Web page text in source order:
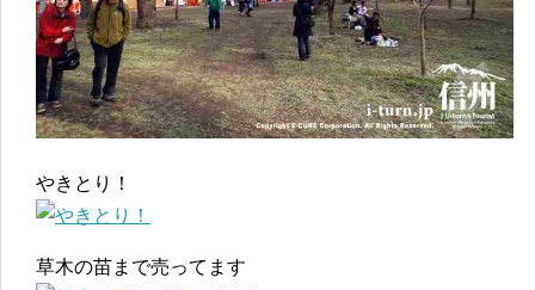
やきとり！
草木の苗まで売ってます